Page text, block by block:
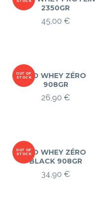
2350GR
45,00 €
OUT OF
STOCKISO WHEY ZÉRO
908GR
26,90 €
OUT OF
STOCKISO WHEY ZÉRO
BLACK 908GR
34,90 €